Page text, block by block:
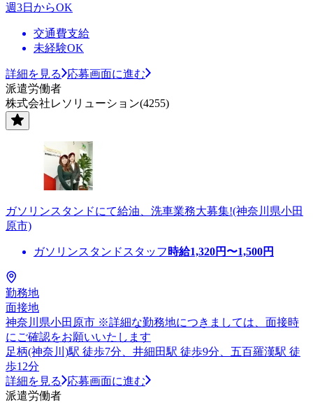
週3日からOK
交通費支給
未経験OK
詳細を見る
応募画面に進む
派遣労働者
株式会社レソリューション(4255)
ガソリンスタンドにて給油、洗車業務大募集!(神奈川県小田
原市)
ガソリンスタンドスタッフ 時給1,320円〜1,500円
勤務地
面接地
神奈川県小田原市 ※詳細な勤務地につきましては、面接時
にご確認をお願いいたします
足柄(神奈川)駅 徒歩7分、井細田駅 徒歩9分、五百羅漢駅 徒
歩12分
詳細を見る
応募画面に進む
派遣労働者